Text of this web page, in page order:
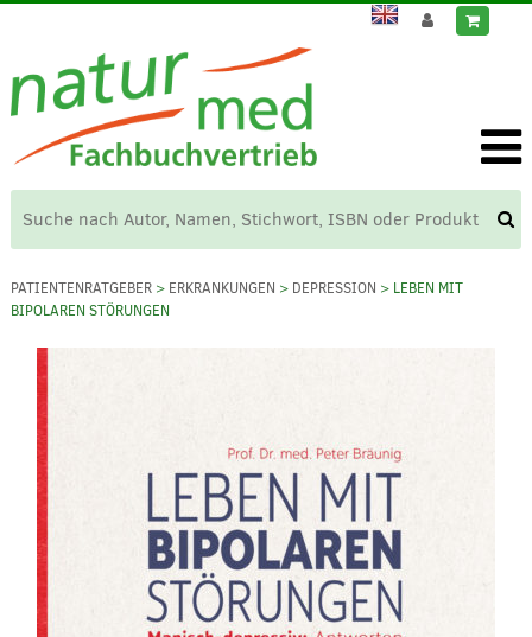
PATIENTENRATGEBER> ERKRANKUNGEN > DEPRESSION > LEBEN MIT
BIPOLAREN STÖRUNGEN